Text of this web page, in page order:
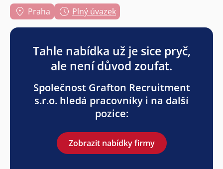
Praha Plný úvazek
Tahle nabídka už je sice pryč,
ale není důvod zoufat.
Společnost Grafton Recruitment
s.r.o. hledá pracovníky i na další
pozice:
Zobrazit nabídky firmy